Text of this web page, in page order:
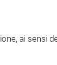
ai sensi